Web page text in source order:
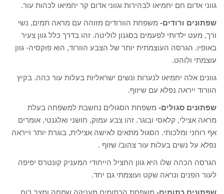
גווני אדום חם יחמיאו לבהירות וגווני אדום קר יחמיאו לכהות עור.
שפתונים ורודים- משפחת הוורודים מזוהה עם מראה תמים, נשי
ורך, מעט ילדותי לפעמים בסגנון לוליטה. זהו בדרך כלל גוון צעיר
באופיו. הגרסה העוצמתית יותר של הצבע הוורוד, הוא פוקסיה- גוון
עוצמתי ולוהט.
גוונים אלה יחמיאו לנערות ונשים ישראליות בעלות עור כהה. בקיץ
הוורוד ייראה נפלא עם שיזוף.
שפתונים סגולים- משפחת הסגולים נחשבת למשפחה בעלת
מראה אצילי, קלאסי ובוגר. זהו צבע עמוק, חושני ואלגנטי, אומרים
אף רוחני ומלכותי. הסגול מתאים לאישה אצילית, בוגרת יותר וייראה
נפלא על נשים בעלות עור צהוב/ שזוף .
הגרסה הכהה שלו היא גוון החציל הייחודי המעניק קונטרס יפיפה
לעור הפנים ונראה שקט ועוצמתי גם יחד.
שפתונים כתומים- משפחת הכתומים מעניקה שמחה ומצב רוח